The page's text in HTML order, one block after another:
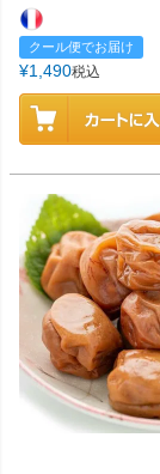
クール便でお届け
¥1,490税込